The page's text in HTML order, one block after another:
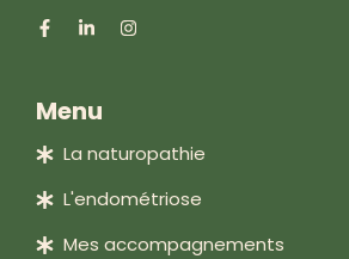
Menu
La naturopathie
L'endométriose
Mes accompagnements